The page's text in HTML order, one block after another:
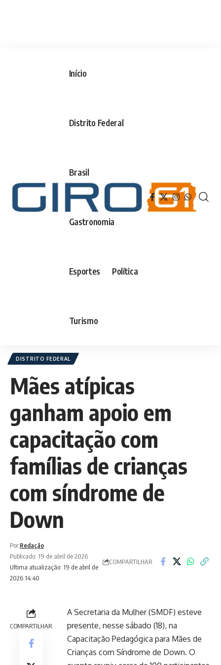
Início
Distrito Federal
Brasil
Gastronomia
Esportes Política
Turismo
DISTRITO FEDERAL
Mães atípicas
ganham apoio em
capacitação com
famílias de crianças
com síndrome de
Down
Ultima atualização: 19 de abril de
2026 14:40
Por:Redação
Publicado: 19 de abril de 2026
COMPARTILHAR
COMPARTILHAR
A Secretaria da Mulher (SMDF) esteve
presente, nesse sábado (18), na
Capacitação Pedagógica para Mães de
Crianças com Síndrome de Down. O